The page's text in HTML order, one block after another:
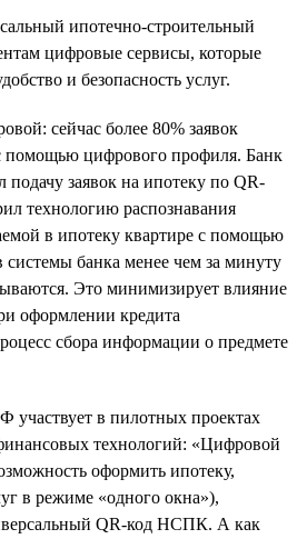
ипотечно-строительный
цифровые сервисы, которые
и безопасность услуг.
сейчас более 80% заявок
помощью цифрового профиля. Банк
подачу заявок на ипотеку по QR-
технологию распознавания
в ипотеку квартире с помощью
банка менее чем за минуту
Это минимизирует влияние
оформлении кредита
сбора информации о предмете
в пилотных проектах
технологий: «Цифровой
оформить ипотеку,
в режиме «одного окна»),
QR-код НСПК. А как